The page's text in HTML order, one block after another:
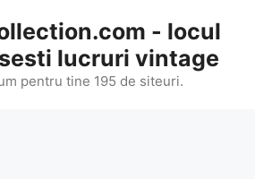
- locul
lucruri vintage
pentru tine 195 de siteuri.